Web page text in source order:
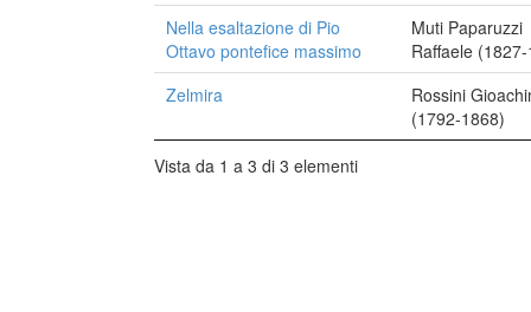
Nella esaltazione di Pio
Ottavo pontefice massimo
Muti Paparuzzi
Raffaele
Zelmira
Rossini
(1792-1868)
Vista da 1 a 3 di 3 elementi